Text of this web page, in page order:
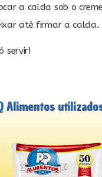
a calda sob o
até firmar a calda.
servir!
Alimentos